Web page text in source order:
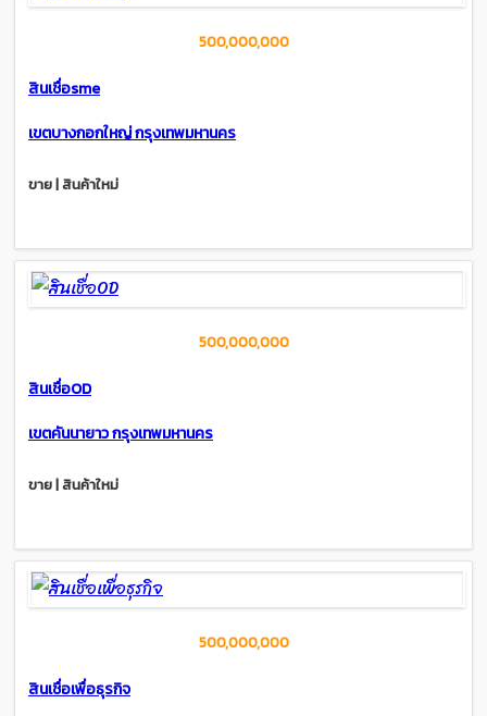
500,000,000
สินเชื่อsme
เขตบางกอกใหญ่ กรุงเทพมหานคร
ขาย | สินค้าใหม่
500,000,000
สินเชื่อOD
เขตคันนายาว กรุงเทพมหานคร
ขาย | สินค้าใหม่
500,000,000
สินเชื่อเพื่อธุรกิจ